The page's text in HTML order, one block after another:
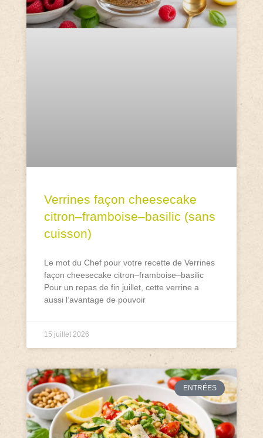
Verrines façon cheesecake
citron–framboise–basilic (sans
cuisson)
Le mot du Chef pour votre recette de Verrines
façon cheesecake citron–framboise–basilic
Pour un repas de fin juillet, cette verrine a
aussi l’avantage de pouvoir
15 juillet 2026
ENTRÉES